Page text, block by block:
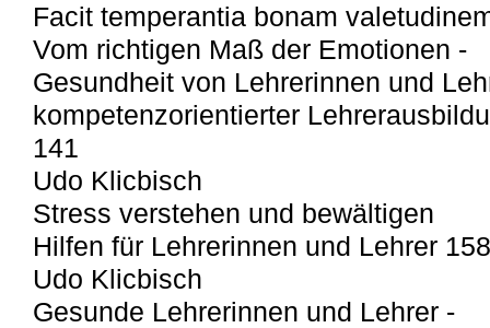
Facit temperantia bonam
Vom richtigen Maß der Emotionen -
Gesundheit von Lehrerinnen und
kompetenzorientierter
141
Udo Klicbisch
Stress verstehen und bewältigen
Hilfen für Lehrerinnen und Lehrer 158
Udo Klicbisch
Gesunde Lehrerinnen und Lehrer -